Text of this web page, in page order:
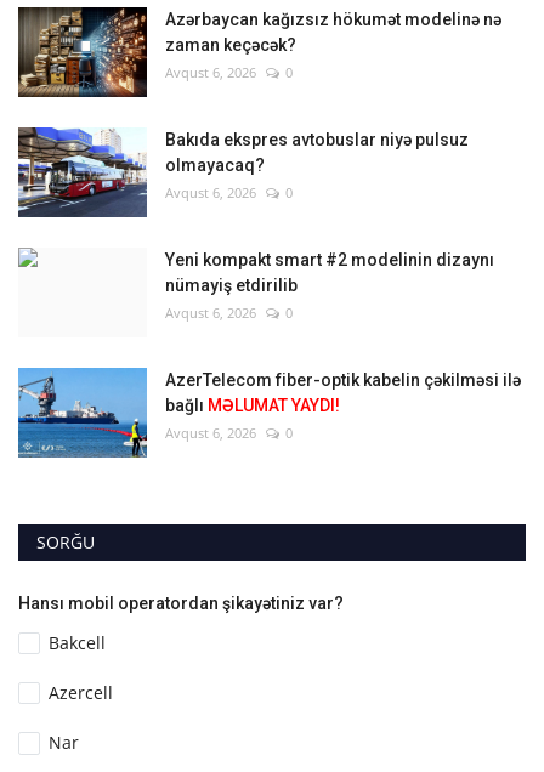
Azərbaycan kağızsız hökumət modelinə nə
zaman keçəcək?
Avqust 6, 2026 0
Bakıda ekspres avtobuslar niyə pulsuz
olmayacaq?
Avqust 6, 2026 0
Yeni kompakt smart #2 modelinin dizaynı
nümayiş etdirilib
Avqust 6, 2026 0
AzerTelecom fiber-optik kabelin çəkilməsi ilə
bağlı MƏLUMAT YAYDI!
Avqust 6, 2026 0
SORĞU
Hansı mobil operatordan şikayətiniz var?
Bakcell
Azercell
Nar